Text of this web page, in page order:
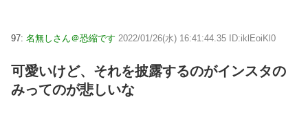
97: 名無しさん＠恐縮です 2022/01/26(水) 16:41:44.35 ID:iklEoiKl0
可愛いけど、それを披露するのがインスタの
みってのが悲しいな